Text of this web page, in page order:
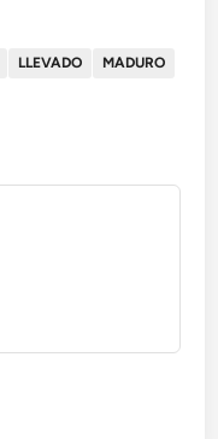
LLEVADO
MADURO